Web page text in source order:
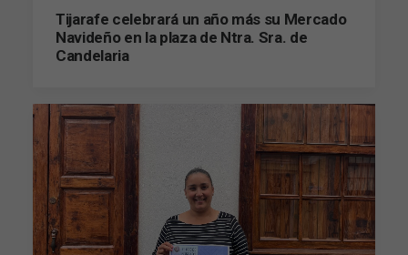
Tijarafe celebrará un año más su Mercado
Navideño en la plaza de Ntra. Sra. de
Candelaria